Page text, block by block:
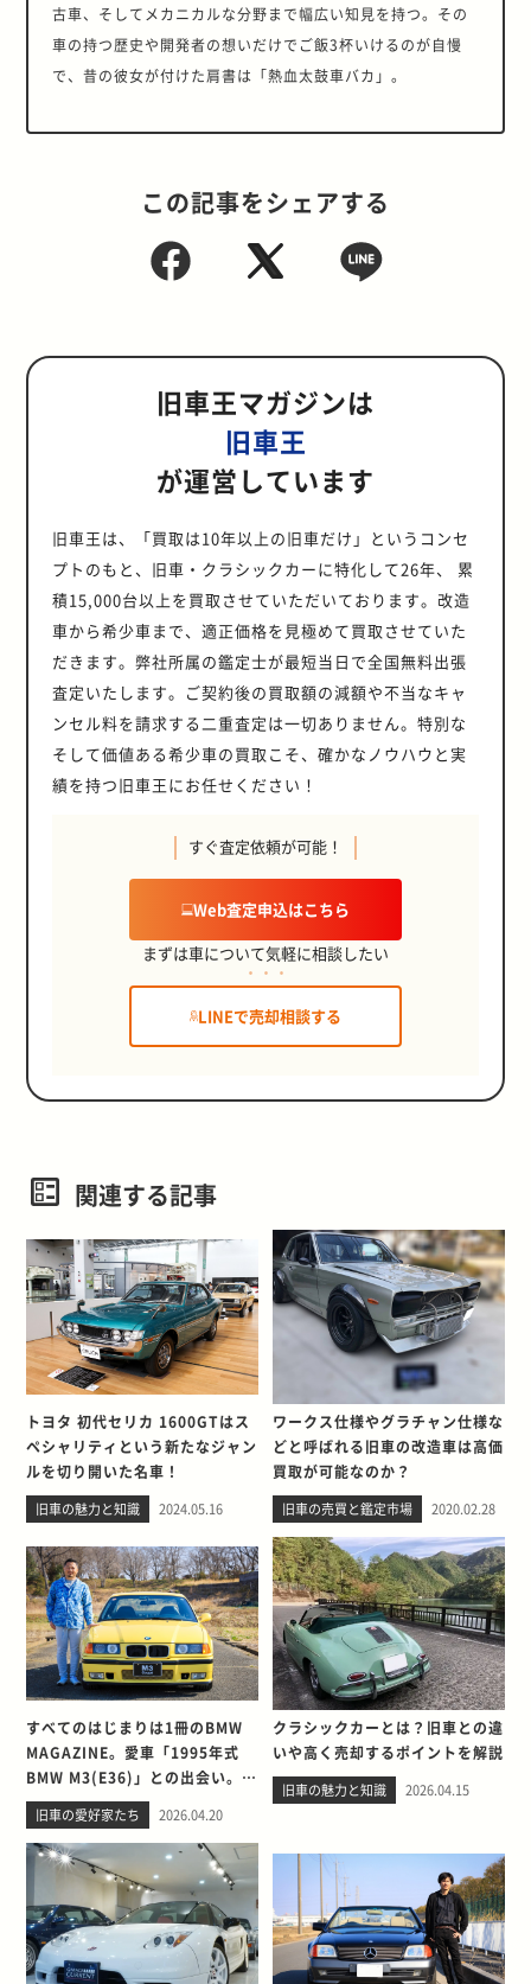
古車、そしてメカニカルな分野まで幅広い知見を持つ。その
車の持つ歴史や開発者の想いだけでご飯3杯いけるのが自慢
で、昔の彼女が付けた肩書は「熱血太鼓車バカ」。
この記事をシェアする
旧車王マガジンは
旧車王
が運営しています
旧車王は、「買取は10年以上の旧車だけ」というコンセ
プトのもと、旧車・クラシックカーに特化して26年、 累
積15,000台以上を買取させていただいております。改造
車から希少車まで、適正価格を見極めて買取させていた
だきます。弊社所属の鑑定士が最短当日で全国無料出張
査定いたします。ご契約後の買取額の減額や不当なキャ
ンセル料を請求する二重査定は一切ありません。特別な
そして価値ある希少車の買取こそ、確かなノウハウと実
績を持つ旧車王にお任せください！
すぐ査定依頼が可能！
Web査定申込はこちら
まずは車について気軽に相談したい
LINEで売却相談する
関連する記事
トヨタ 初代セリカ 1600GTはス
ペシャリティという新たなジャン
ルを切り開いた名車！
旧車の魅力と知識 2024.05.16
ワークス仕様やグラチャン仕様な
どと呼ばれる旧車の改造車は高価
買取が可能なのか？
旧車の売買と鑑定市場 2020.02.28
すべてのはじまりは1冊のBMW
MAGAZINE。愛車「1995年式
BMW M3(E36)」との出会い。そ
して別れを考える
旧車の愛好家たち 2026.04.20
クラシックカーとは？旧車との違
いや高く売却するポイントを解説
旧車の魅力と知識 2026.04.15